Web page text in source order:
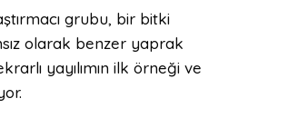
grubu, bir bitki
olarak benzer yaprak
yayılımın ilk örneği ve